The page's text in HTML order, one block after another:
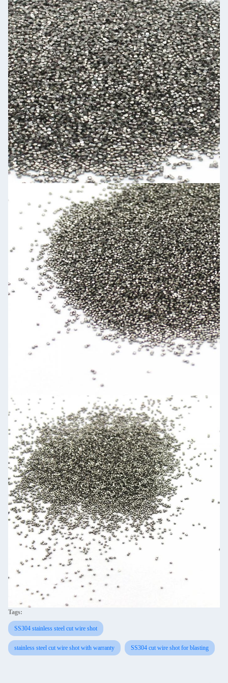
Tags:
SS304 stainless steel cut wire shot
stainless steel cut wire shot with warranty SS304 cut wire shot for blasting